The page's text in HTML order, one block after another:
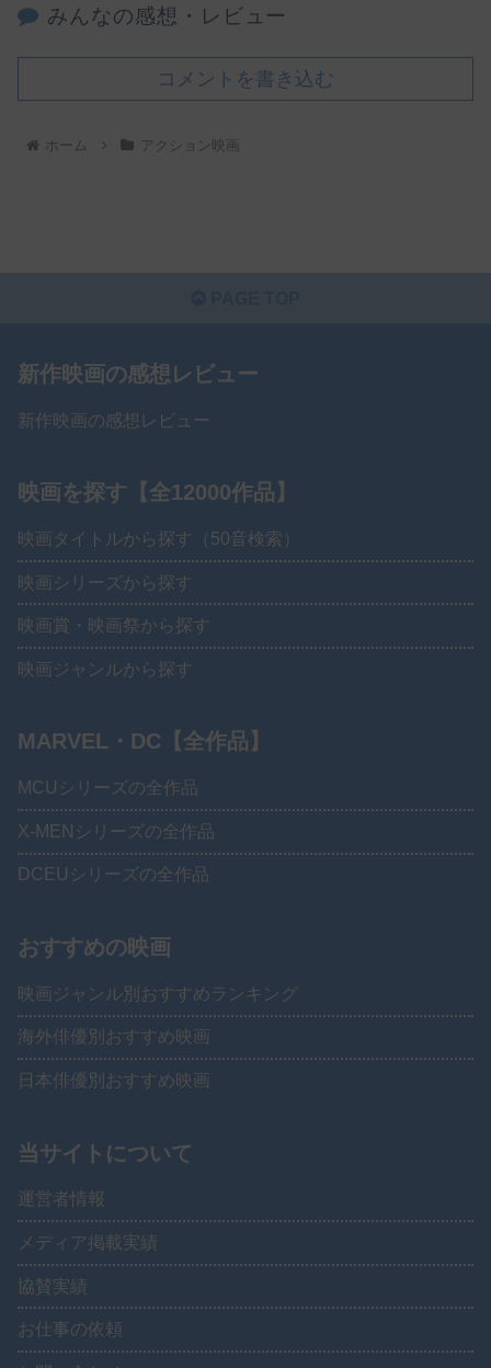
みんなの感想・レビュー
コメントを書き込む
ホーム アクション映画
新作映画の感想レビュー
新作映画の感想レビュー
映画を探す【全12000作品】
映画タイトルから探す（50音検索）
映画シリーズから探す
映画賞・映画祭から探す
映画ジャンルから探す
MARVEL・DC【全作品】
MCUシリーズの全作品
X-MENシリーズの全作品
DCEUシリーズの全作品
おすすめの映画
映画ジャンル別おすすめランキング
海外俳優別おすすめ映画
日本俳優別おすすめ映画
当サイトについて
運営者情報
メディア掲載実績
協賛実績
お仕事の依頼